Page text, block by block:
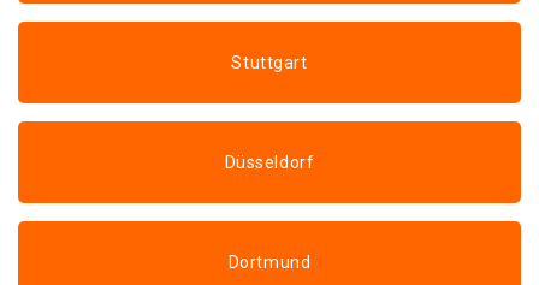
Stuttgart
Düsseldorf
Dortmund